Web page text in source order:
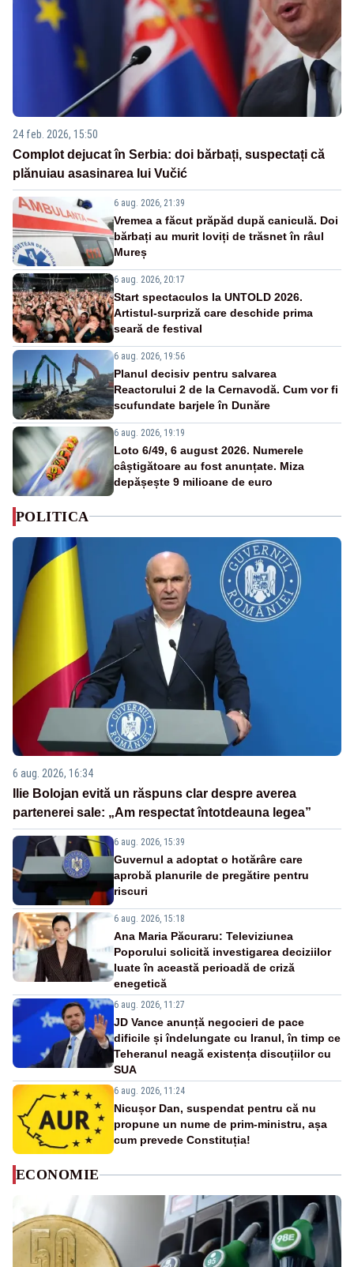
24 feb. 2026, 15:50
Complot dejucat în Serbia: doi bărbați, suspectați că
plănuiau asasinarea lui Vučić
6 aug. 2026, 21:39
Vremea a făcut prăpăd după caniculă. Doi
bărbați au murit loviți de trăsnet în râul
Mureș
6 aug. 2026, 20:17
Start spectaculos la UNTOLD 2026.
Artistul-surpriză care deschide prima
seară de festival
6 aug. 2026, 19:56
Planul decisiv pentru salvarea
Reactorului 2 de la Cernavodă. Cum vor fi
scufundate barjele în Dunăre
6 aug. 2026, 19:19
Loto 6/49, 6 august 2026. Numerele
câștigătoare au fost anunțate. Miza
depășește 9 milioane de euro
POLITICA
6 aug. 2026, 16:34
Ilie Bolojan evită un răspuns clar despre averea
partenerei sale: „Am respectat întotdeauna legea”
6 aug. 2026, 15:39
Guvernul a adoptat o hotărâre care
aprobă planurile de pregătire pentru
riscuri
6 aug. 2026, 15:18
Ana Maria Păcuraru: Televiziunea
Poporului solicită investigarea deciziilor
luate în această perioadă de criză
enegetică
6 aug. 2026, 11:27
JD Vance anunță negocieri de pace
dificile și îndelungate cu Iranul, în timp ce
Teheranul neagă existența discuțiilor cu
SUA
6 aug. 2026, 11:24
Nicușor Dan, suspendat pentru că nu
propune un nume de prim-ministru, așa
cum prevede Constituția!
ECONOMIE